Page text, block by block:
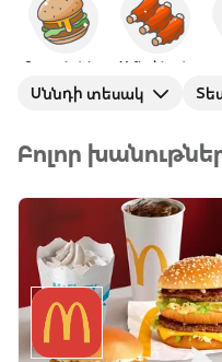
Բուրգերներ Ամերիկյան
Սննդի տեսակ
Բոլոր